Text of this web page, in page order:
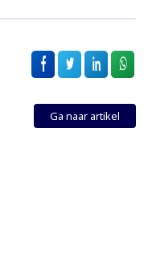
Ga naar artikel